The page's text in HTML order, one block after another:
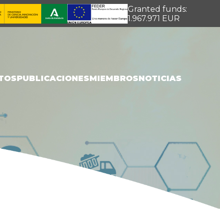
Granted funds:
1.967.971 EUR
PUBLICACIONESMIEMBROSNOTICIAS